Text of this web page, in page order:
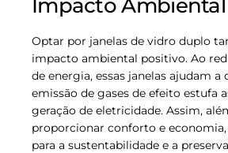
Impacto
Optar por janelas de vidro duplo
impacto ambiental positivo. Ao
de energia, essas janelas ajudam a
emissão de gases de efeito estufa
geração de eletricidade. Assim,
proporcionar conforto e
para a sustentabilidade e a